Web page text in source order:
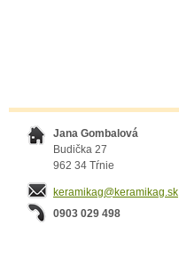
Jana Gombalová
Budička 27
962 34 Tŕnie
keramikag@keramikag.sk
0903 029 498